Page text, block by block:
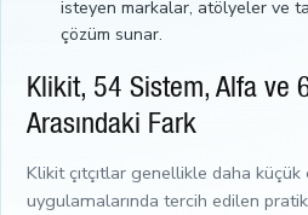
isteyen markalar, atölyeler ve
çözüm sunar.
Klikit, 54 Sistem, Alfa ve
Arasındaki Fark
Klikit çıtçıtlar genellikle daha
uygulamalarında tercih edilen